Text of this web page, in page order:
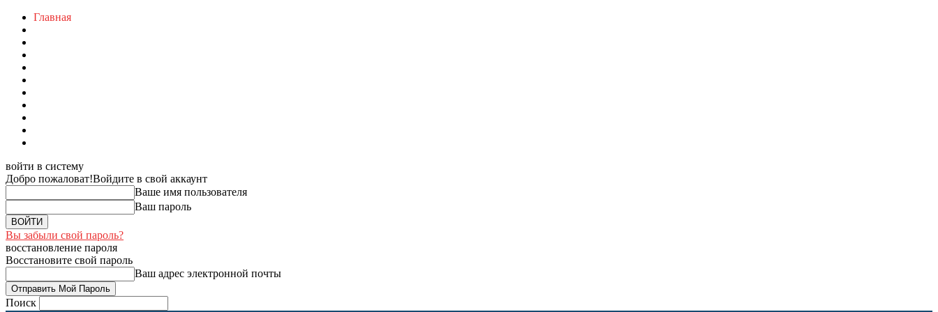
Главная
войти в систему
Добро пожаловат!Войдите в свой аккаунт
Ваше имя пользователя
Ваш пароль
Вы забыли свой пароль?
восстановление пароля
Восстановите свой пароль
Ваш адрес электронной почты
Поиск